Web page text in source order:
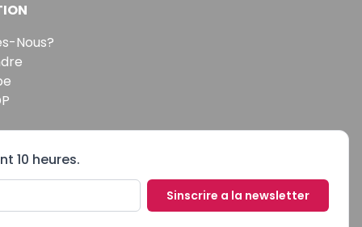
Nous?
10 heures.
Sinscrire a la newsletter